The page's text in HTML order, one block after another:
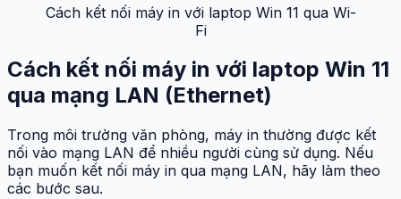
Cách kết nối máy in với laptop Win 11 qua Wi-
Fi
Cách kết nối máy in với laptop Win 11
qua mạng LAN (Ethernet)
Trong môi trường văn phòng, máy in thường được kết
nối vào mạng LAN để nhiều người cùng sử dụng. Nếu
bạn muốn kết nối máy in qua mạng LAN, hãy làm theo
các bước sau.